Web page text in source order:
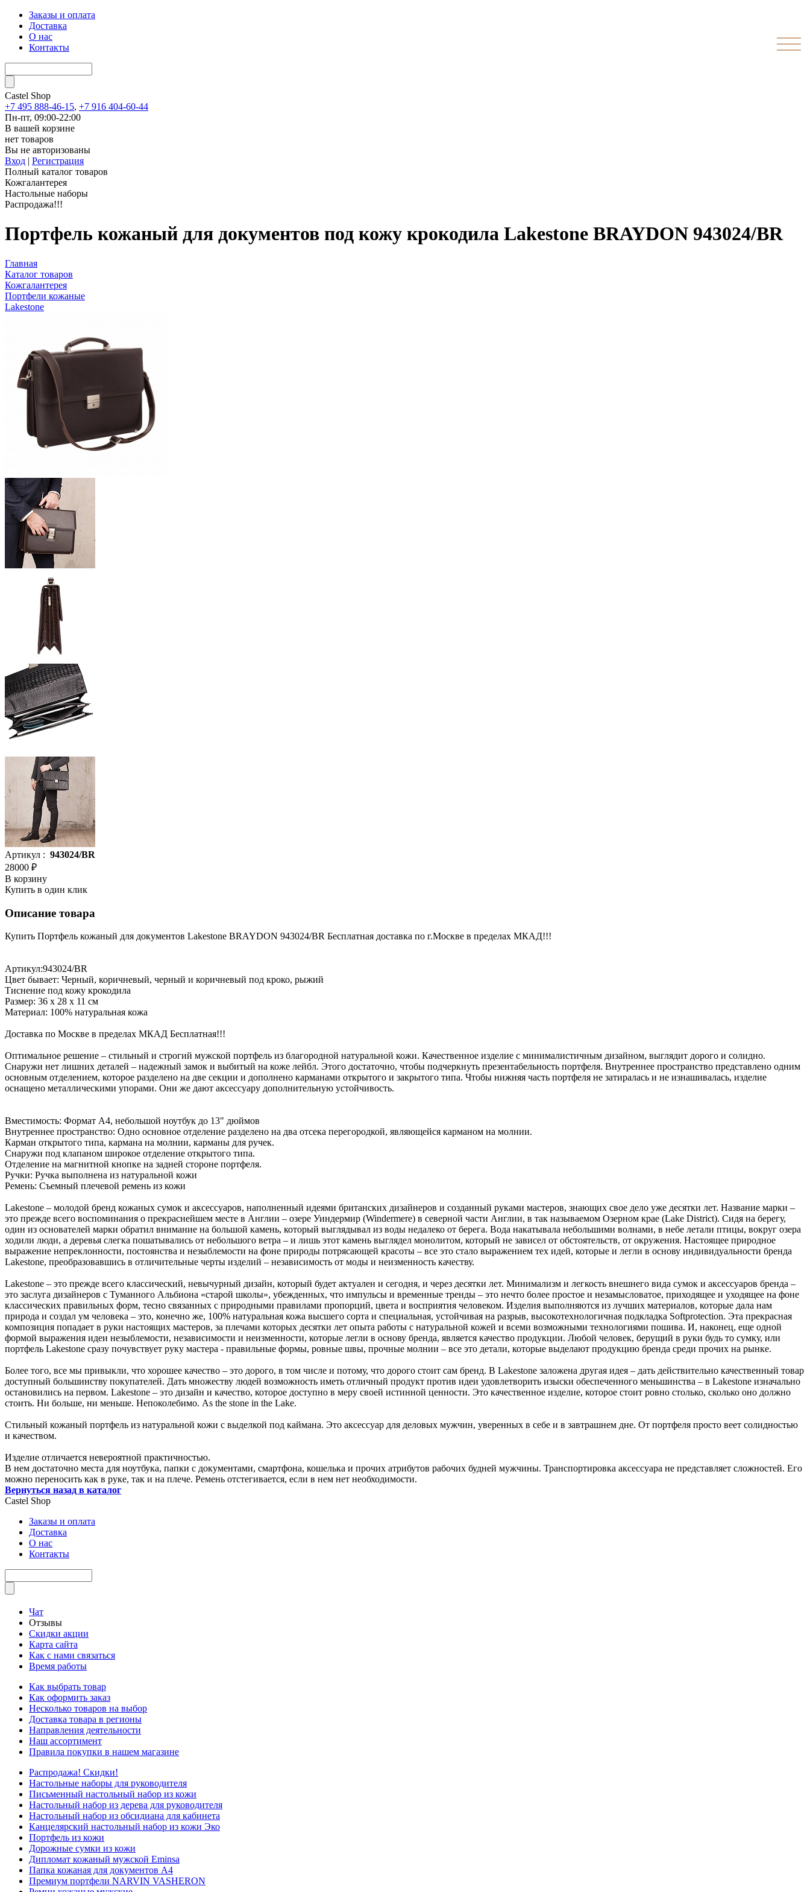
Заказы и оплата
Доставка
О нас
Контакты
Castel Shop
+7 495 888-46-15, +7 916 404-60-44
Пн-пт, 09:00-22:00
В вашей корзине
нет товаров
Вы не авторизованы
Вход | Регистрация
Полный каталог товаров
Кожгалантерея
Настольные наборы
Распродажа!!!
Портфель кожаный для документов под кожу крокодила Lakestone BRAYDON 943024/BR
Главная
Каталог товаров
Кожгалантерея
Портфели кожаные
Lakestone
Артикул : 943024/BR
28000 ₽
В корзину
Купить в один клик
Описание товара
Купить Портфель кожаный для документов Lakestone BRAYDON 943024/BR Бесплатная доставка по г.Москве в пределах МКАД!!!
Артикул:943024/BR
Цвет бывает: Черный, коричневый, черный и коричневый под кроко, рыжий
Тиснение под кожу крокодила
Размер: 36 х 28 х 11 см
Материал: 100% натуральная кожа
Доставка по Москве в пределах МКАД Бесплатная!!!
Оптимальное решение – стильный и строгий мужской портфель из благородной натуральной кожи. Качественное изделие с минималистичным дизайном, выглядит дорого и солидно.
Снаружи нет лишних деталей – надежный замок и выбитый на коже лейбл. Этого достаточно, чтобы подчеркнуть презентабельность портфеля. Внутреннее пространство представлено одним
основным отделением, которое разделено на две секции и дополнено карманами открытого и закрытого типа. Чтобы нижняя часть портфеля не затиралась и не изнашивалась, изделие
оснащено металлическими упорами. Они же дают аксессуару дополнительную устойчивость.
Вместимость: Формат А4, небольшой ноутбук до 13" дюймов
Внутреннее пространство: Одно основное отделение разделено на два отсека перегородкой, являющейся карманом на молнии.
Карман открытого типа, кармана на молнии, карманы для ручек.
Снаружи под клапаном широкое отделение открытого типа.
Отделение на магнитной кнопке на задней стороне портфеля.
Ручки: Ручка выполнена из натуральной кожи
Ремень: Съемный плечевой ремень из кожи
Lakestone – молодой бренд кожаных сумок и аксессуаров, наполненный идеями британских дизайнеров и созданный руками мастеров, знающих свое дело уже десятки лет. Название марки –
это прежде всего воспоминания о прекраснейшем месте в Англии – озере Уиндермир (Windermere) в северной части Англии, в так называемом Озерном крае (Lake District). Сидя на берегу,
один из основателей марки обратил внимание на большой камень, который выглядывал из воды недалеко от берега. Вода накатывала небольшими волнами, в небе летали птицы, вокруг озера
ходили люди, а деревья слегка пошатывались от небольшого ветра – и лишь этот камень выглядел монолитом, который не зависел от обстоятельств, от окружения. Настоящее природное
выражение непреклонности, постоянства и незыблемости на фоне природы потрясающей красоты – все это стало выражением тех идей, которые и легли в основу индивидуальности бренда
Lakestone, преобразовавшись в отличительные черты изделий – независимость от моды и неизменность качеству.
Lakestone – это прежде всего классический, невычурный дизайн, который будет актуален и сегодня, и через десятки лет. Минимализм и легкость внешнего вида сумок и аксессуаров бренда –
это заслуга дизайнеров с Туманного Альбиона «старой школы», убежденных, что импульсы и временные тренды – это нечто более простое и незамысловатое, приходящее и уходящее на фоне
классических правильных форм, тесно связанных с природными правилами пропорций, цвета и восприятия человеком. Изделия выполняются из лучших материалов, которые дала нам
природа и создал ум человека – это, конечно же, 100% натуральная кожа высшего сорта и специальная, устойчивая на разрыв, высокотехнологичная подкладка Softprotection. Эта прекрасная
композиция попадает в руки настоящих мастеров, за плечами которых десятки лет опыта работы с натуральной кожей и всеми возможными технологиями пошива. И, наконец, еще одной
формой выражения идеи незыблемости, независимости и неизменности, которые легли в основу бренда, является качество продукции. Любой человек, берущий в руки будь то сумку, или
портфель Lakestone сразу почувствует руку мастера - правильные формы, ровные швы, прочные молнии – все это детали, которые выделают продукцию бренда среди прочих на рынке.
Более того, все мы привыкли, что хорошее качество – это дорого, в том числе и потому, что дорого стоит сам бренд. В Lakestone заложена другая идея – дать действительно качественный товар
доступный большинству покупателей. Дать множеству людей возможность иметь отличный продукт против идеи удовлетворить изыски обеспеченного меньшинства – в Lakestone изначально
остановились на первом. Lakestone – это дизайн и качество, которое доступно в меру своей истинной ценности. Это качественное изделие, которое стоит ровно столько, сколько оно должно
стоить. Ни больше, ни меньше. Непоколебимо. As the stone in the Lake.
Стильный кожаный портфель из натуральной кожи с выделкой под каймана. Это аксессуар для деловых мужчин, уверенных в себе и в завтрашнем дне. От портфеля просто веет солидностью
и качеством.
Изделие отличается невероятной практичностью.
В нем достаточно места для ноутбука, папки с документами, смартфона, кошелька и прочих атрибутов рабочих будней мужчины. Транспортировка аксессуара не представляет сложностей. Его
можно переносить как в руке, так и на плече. Ремень отстегивается, если в нем нет необходимости.
Вернуться назад в каталог
Castel Shop
Заказы и оплата
Доставка
О нас
Контакты
Чат
Отзывы
Скидки акции
Карта сайта
Как с нами связаться
Время работы
Как выбрать товар
Как оформить заказ
Несколько товаров на выбор
Доставка товара в регионы
Направления деятельности
Наш ассортимент
Правила покупки в нашем магазине
Распродажа! Скидки!
Настольные наборы для руководителя
Письменный настольный набор из кожи
Настольный набор из дерева для руководителя
Настольный набор из обсидиана для кабинета
Канцелярский настольный набор из кожи Эко
Портфель из кожи
Дорожные сумки из кожи
Дипломат кожаный мужской Eminsa
Папка кожаная для документов А4
Премиум портфели NARVIN VASHERON